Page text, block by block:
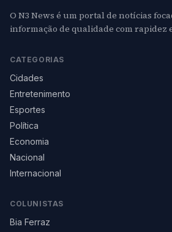
O N3 News é um portal de notícias
informação de qualidade com rapidez
CATEGORIAS
Cidades
Entretenimento
Esportes
Política
Economia
Nacional
Internacional
COLUNISTAS
Bia Ferraz